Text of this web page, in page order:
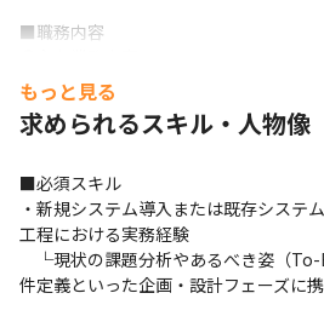
■職務内容
・IT戦略の企画・プロジェクト推進
└日常業務を通じた経営・業務課題の
└課題解決に向けた情報収集、技術検
定
└プロジェクトの実行管理・推進（
トを含む）
・社内システムの導入・改善・運用
└全社利用システム（例：Google
もっと見る
求められるスキル・人物像
■必須スキル
・新規システム導入または既存システ
工程における実務経験
└現状の課題分析やあるべき姿（To-
件定義といった企画・設計フェーズに